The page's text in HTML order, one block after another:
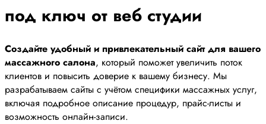
под ключ от веб студии
Создайте удобный и привлекательный сайт для вашего
массажного салона, который поможет увеличить поток
клиентов и повысить доверие к вашему бизнесу. Мы
разрабатываем сайты с учётом специфики массажных услуг,
включая подробное описание процедур, прайс-листы и
возможность онлайн-записи.